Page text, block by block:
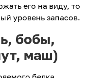
его на виду, то
уровень запасов.
бобы,
маш)